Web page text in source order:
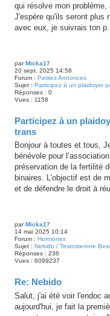
qui résolve mon problème,
J'espère qu'ils seront plus
avec eux, je suivrais ton p...
parMicka17
20 sept. 2025 14:58
Forum : Petites Annonces
Sujet : Participez à un plaidoyer
Réponses : 0
Vues : 1158
Participez à un
trans
Bonjour à toutes et tous,
bénévole pour
préservation de la fertilité
binaires. L’objectif est de
et de défendre le droit à
parMicka17
14 mai 2025 10:14
Forum : Hormones
Sujet : Nebido / Testosterone
Réponses : 236
Vues : 6099237
Re: Nebido
Salut, j'ai été voir l'endoc
aujourd'hui, je fait la